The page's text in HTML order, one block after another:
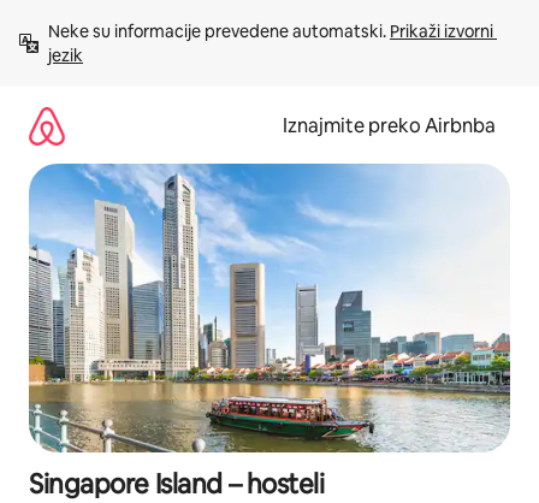
sadržaj
Neke su informacije prevedene automatski. Prikaži izvorni
jezik
Iznajmite preko Airbnba
Singapore Island – hosteli